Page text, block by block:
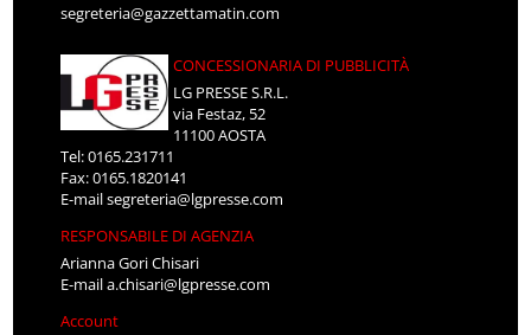
segreteria@gazzettamatin.com
CONCESSIONARIA DI PUBBLICITÀ
LG PRESSE S.R.L.
via Festaz, 52
11100 AOSTA
Tel: 0165.231711
Fax: 0165.1820141
E-mailsegreteria@lgpresse.com
RESPONSABILE DI AGENZIA
Arianna Gori Chisari
E-maila.chisari@lgpresse.com
Account